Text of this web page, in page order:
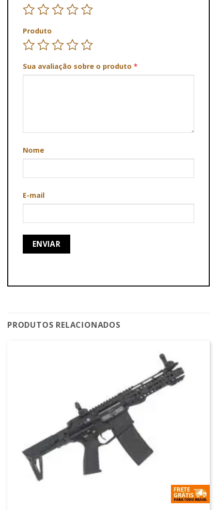
Produto
Sua avaliação sobre o produto *
Nome
E-mail
PRODUTOS RELACIONADOS